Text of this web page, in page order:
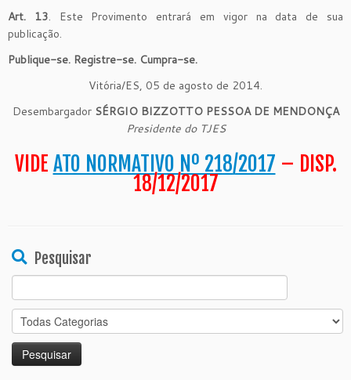
Art. 13. Este Provimento entrará em vigor na data de sua
publicação.
Publique-se. Registre-se. Cumpra-se.
Vitória/ES, 05 de agosto de 2014.
Desembargador SÉRGIO BIZZOTTO PESSOA DE MENDONÇA
Presidente do TJES
VIDE ATO NORMATIVO Nº 218/2017 – DISP.
18/12/2017
Pesquisar
Search
for: